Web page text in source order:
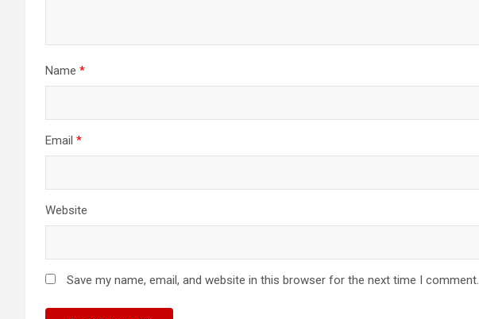
Name *
Email *
Website
Save my name, email, and website in this browser for the next time I comment.